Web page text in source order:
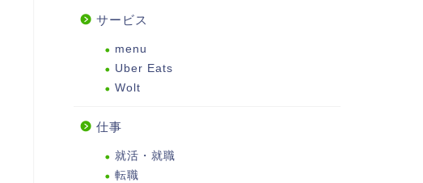
サービス
menu
Uber Eats
Wolt
仕事
就活・就職
転職